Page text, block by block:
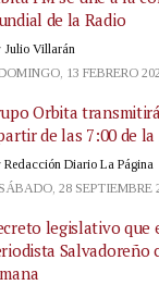
de la Radio
Julio Villarán
13 FEBRERO
Orbita
de las 7:00 de
Redacción Diario La Página
28 SEPTIEMBRE
legislativo que
Salvadoreño